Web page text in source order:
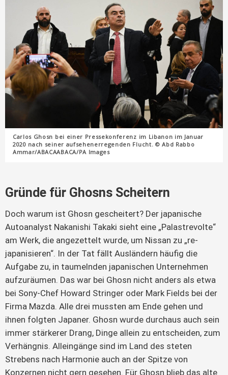
Carlos Ghosn bei einer Pressekonferenz im Libanon im Januar
2020 nach seiner aufsehenerregenden Flucht. © Abd Rabbo
Ammar/ABACAABACA/PA Images
Gründe für Ghosns Scheitern
Doch warum ist Ghosn gescheitert? Der japanische
Autoanalyst Nakanishi Takaki sieht eine „Palastrevolte“
am Werk, die angezettelt wurde, um Nissan zu „re-
japanisieren“. In der Tat fällt Ausländern häufig die
Aufgabe zu, in taumelnden japanischen Unternehmen
aufzuräumen. Das war bei Ghosn nicht anders als etwa
bei Sony-Chef Howard Stringer oder Mark Fields bei der
Firma Mazda. Alle drei mussten am Ende gehen und
ihnen folgten Japaner. Ghosn wurde durchaus auch sein
immer stärkerer Drang, Dinge allein zu entscheiden, zum
Verhängnis. Alleingänge sind im Land des steten
Strebens nach Harmonie auch an der Spitze von
Konzernen nicht gern gesehen. Für Ghosn blieb das alte